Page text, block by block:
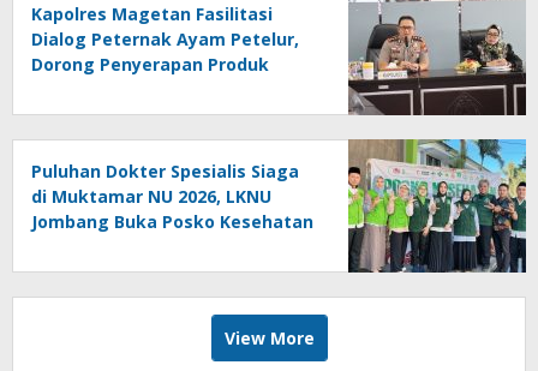
Kapolres Magetan Fasilitasi
Dialog Peternak Ayam Petelur,
Dorong Penyerapan Produk
Puluhan Dokter Spesialis Siaga
di Muktamar NU 2026, LKNU
Jombang Buka Posko Kesehatan
View More